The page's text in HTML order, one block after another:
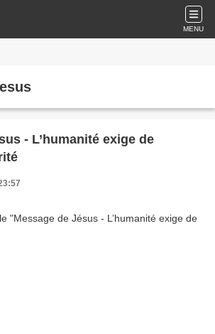
MENU
- L’humanité exige de